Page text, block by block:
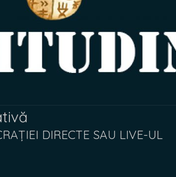
DIRECTE SAU LIVE-UL